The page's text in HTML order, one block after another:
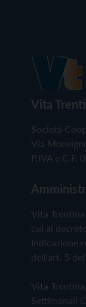
Vita
Società
Via
P.IVA e C.F.
Vita
cui al
Indicazione
dell'art. 5
Vita
Settimanali